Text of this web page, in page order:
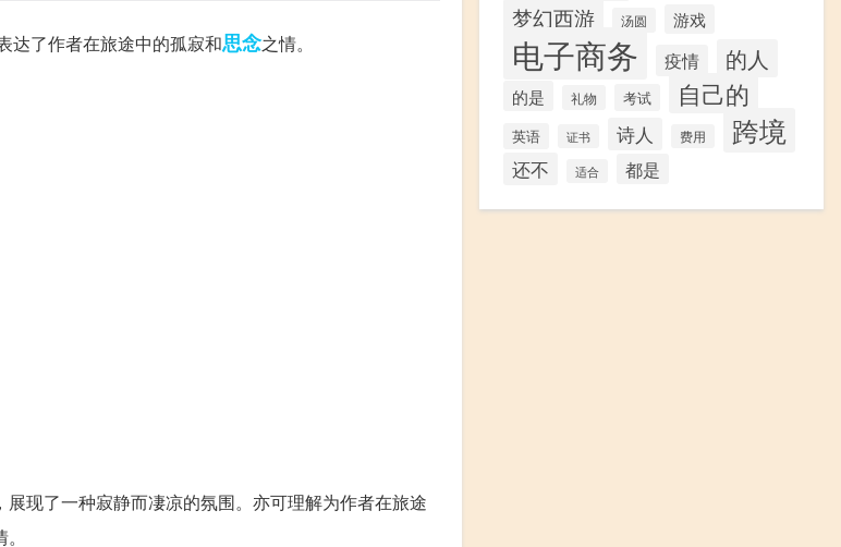
达了作者在旅途中的孤寂和思念之情。
现了一种寂静而凄凉的氛围。亦可理解为作者在旅途
梦幻西游 汤圆 游戏
电子商务 疫情 的人
的是 礼物 考试 自己的
英语 证书 诗人 费用 跨境
还不 适合 都是